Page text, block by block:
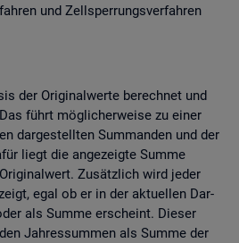
und Zell­sper­rungs­ver­fah­ren
der Ori­gi­nal­wer­te be­rech­net und
führt mög­li­cher­wei­se zu einer
dar­ge­stell­ten Sum­man­den und der
liegt die an­ge­zeig­te Summe
Zu­sätz­lich wird jeder
egal ob er in der ak­tu­el­len Dar­
als Summe er­scheint. Die­ser
Jah­res­sum­men als Summe der